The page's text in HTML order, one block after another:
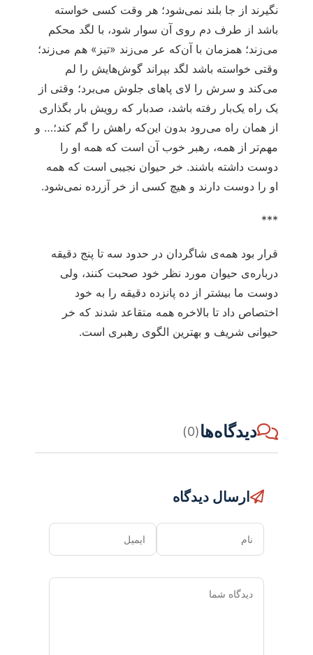
نگیرند از جا بلند نمی‌شود؛ هر وقت کسی خواسته
باشد از طرف دم روی آن سوار شود، با لگد محکم
می‌زند؛ همزمان با آن‌که عر می‌زند «تیز» هم می‌زند؛
وقتی خواسته باشد لگد بپراند گوش‌هایش را لم
می‌کند و سرش را لای پاهای جلوش می‌برد؛ وقتی از
یک راه یک‌بار رفته باشد، صدبار که رویش بار بگذاری
از همان راه می‌رود بدون این‌که راهش را گم کند؛… و
مهم‌تر از همه، رهبر خوب آن است که همه‌ او را
دوست داشته باشند. خر حیوان نجیبی است که همه
او را دوست دارند و هیچ کسی از خر آزرده نمی‌شود.
***
قرار بود همه‌ی شاگردان در حدود سه تا پنج دقیقه
درباره‌ی حیوان مورد نظر خود صحبت کنند، ولی
دوست ما بیشتر از ده پانزده دقیقه را به خود
اختصاص داد تا بالاخره همه متقاعد شدند که خر
حیوانی شریف و بهترین الگوی رهبری است.
دیدگاه‌ها(0)
ارسال دیدگاه
نام ایمیل
دیدگاه